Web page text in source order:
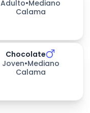
Adulto•Mediano
Calama
días esperando
Chocolate
Joven•Mediano
Calama